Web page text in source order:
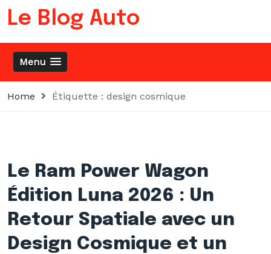
Skip
Le Blog Auto
Menu
Home Étiquette : design cosmique
Le Ram Power Wagon
Édition Luna 2026 : Un
Retour Spatiale avec un
Design Cosmique et un